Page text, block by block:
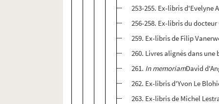
253-255. Ex-libris d'Evelyne
256-258. Ex-libris du docteur
259. Ex-libris de Filip
260. Livres alignés dans
261. In memoriamDavid
262. Ex-libris d'Yvon Le
263. Ex-libris de Michel